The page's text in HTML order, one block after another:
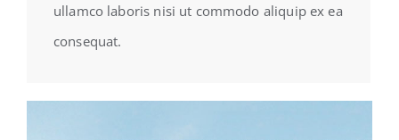
ullamco laboris nisi ut commodo aliquip ex ea
consequat.